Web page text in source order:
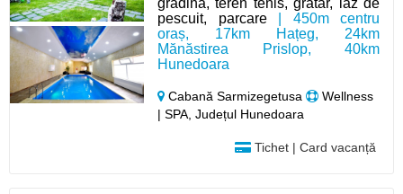
grădină, teren tenis, grătar, iaz de
pescuit, parcare| 450m centru
oraș, 17km Hațeg, 24km
Mănăstirea Prislop, 40km
Hunedoara
Cabană Sarmizegetusa
Wellness
| SPA, Județul Hunedoara
Tichet | Card vacanță